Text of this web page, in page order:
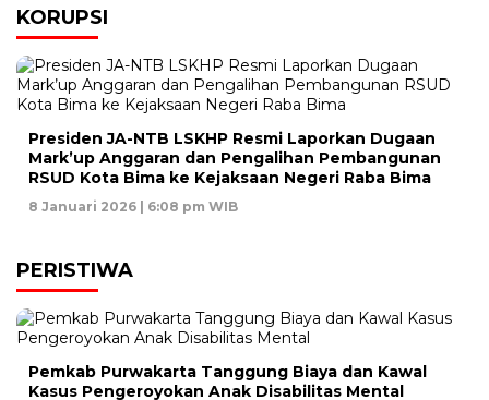
KORUPSI
Presiden JA-NTB LSKHP Resmi Laporkan Dugaan
Mark’up Anggaran dan Pengalihan Pembangunan
RSUD Kota Bima ke Kejaksaan Negeri Raba Bima
8 Januari 2026 | 6:08 pm WIB
PERISTIWA
Pemkab Purwakarta Tanggung Biaya dan Kawal
Kasus Pengeroyokan Anak Disabilitas Mental